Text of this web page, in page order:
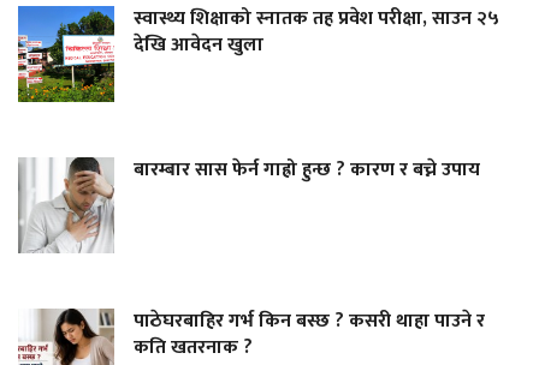
स्वास्थ्य शिक्षाको स्नातक तह प्रवेश परीक्षा, साउन २५
देखि आवेदन खुला
बारम्बार सास फेर्न गाह्रो हुन्छ ? कारण र बच्ने उपाय
पाठेघरबाहिर गर्भ किन बस्छ ? कसरी थाहा पाउने र
कति खतरनाक ?